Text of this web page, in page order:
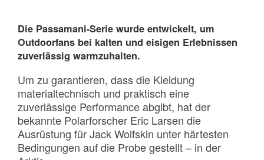
Die Passamani-Serie wurde entwickelt, um
Outdoorfans bei kalten und eisigen Erlebnissen
zuverlässig warmzuhalten.
Um zu garantieren, dass die Kleidung
materialtechnisch und praktisch eine
zuverlässige Performance abgibt, hat der
bekannte Polarforscher Eric Larsen die
Ausrüstung für Jack Wolfskin unter härtesten
Bedingungen auf die Probe gestellt – in der